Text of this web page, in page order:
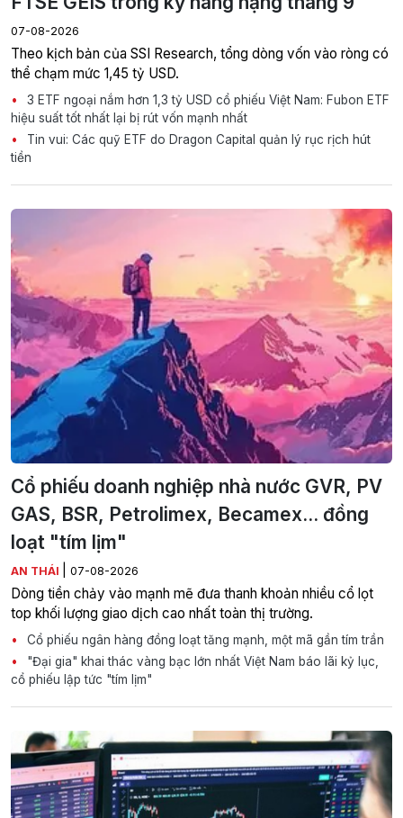
07-08-2026
Theo kịch bản của SSI Research, tổng dòng vốn vào ròng có
thể chạm mức 1,45 tỷ USD.
3 ETF ngoại nắm hơn 1,3 tỷ USD cổ phiếu Việt Nam: Fubon ETF
hiệu suất tốt nhất lại bị rút vốn mạnh nhất
Tin vui: Các quỹ ETF do Dragon Capital quản lý rục rịch hút
tiền
Cổ phiếu doanh nghiệp nhà nước GVR, PV
GAS, BSR, Petrolimex, Becamex... đồng
loạt "tím lịm"
AN THÁI 07-08-2026
Dòng tiền chảy vào mạnh mẽ đưa thanh khoản nhiều cổ lọt
top khối lượng giao dịch cao nhất toàn thị trường.
Cổ phiếu ngân hàng đồng loạt tăng mạnh, một mã gần tím trần
"Đại gia" khai thác vàng bạc lớn nhất Việt Nam báo lãi kỷ lục,
cổ phiếu lập tức "tím lịm"